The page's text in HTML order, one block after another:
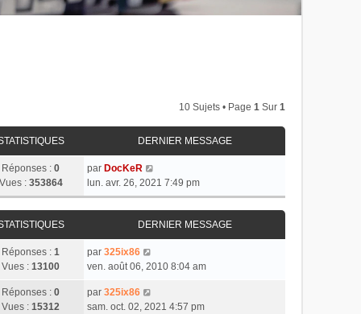
10 Sujets • Page 1 Sur 1
DERNIER MESSAGE
Réponses : 0
: 353864
par DocKeR
lun. avr. 26, 2021 7:49 pm
DERNIER MESSAGE
Réponses : 1
Vues : 13100
par 325ix86
ven. août 06, 2010 8:04 am
Réponses : 0
Vues : 15312
par 325ix86
sam. oct. 02, 2021 4:57 pm